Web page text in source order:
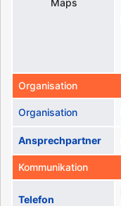
Organisation
Organisation
Ansprechpartner
Kommunikation
Telefon